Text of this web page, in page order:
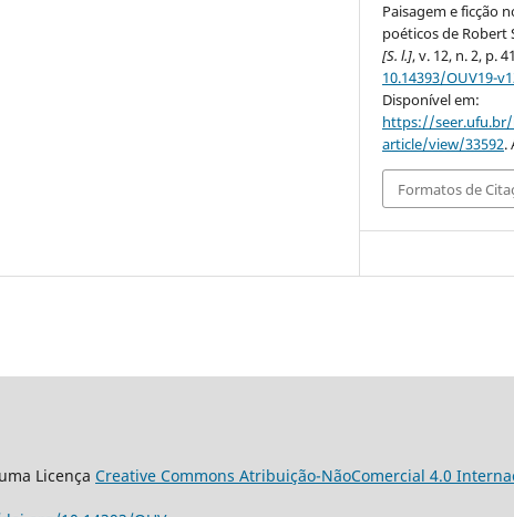
Paisagem e ficção
poéticos de
[S. l.], v. 12, n. 2, p.
10.14393/OUV19-
Disponível em:
https://
article/view/33592.
Formatos de
Licença Creative Commons Atribuição-NãoComercial 4.0